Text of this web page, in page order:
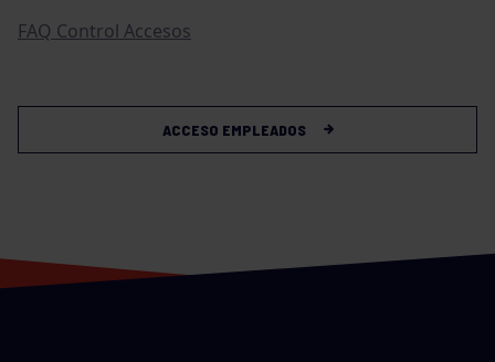
FAQ Control Accesos
ACCESO EMPLEADOS